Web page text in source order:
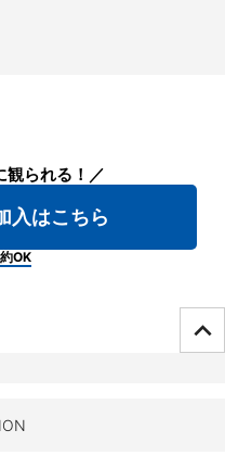
観られる！／
入はこちら
OK